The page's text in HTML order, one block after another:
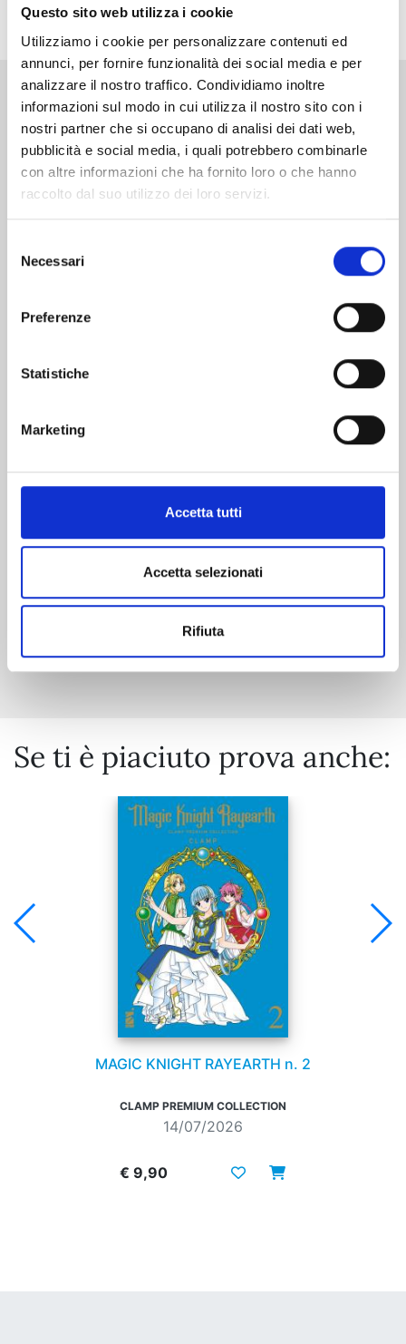
Questo sito web utilizza i cookie
Utilizziamo i cookie per personalizzare contenuti ed
annunci, per fornire funzionalità dei social media e per
analizzare il nostro traffico. Condividiamo inoltre
informazioni sul modo in cui utilizza il nostro sito con i
nostri partner che si occupano di analisi dei dati web,
pubblicità e social media, i quali potrebbero combinarle
con altre informazioni che ha fornito loro o che hanno
raccolto dal suo utilizzo dei loro servizi.
delNecessari
Preferenze
Statistiche
Marketing
Accetta tutti
Accetta selezionati
Rifiuta
lui.
Altri volumi della serie
RE-LIVING MY LIFE WITH A BOYFRIEND WHO
06/10/2026
€ 7,50
Se ti è piaciuto prova anche:
MAGIC KNIGHT RAYEARTH n. 2
CLAMP PREMIUM COLLECTION
14/07/2026
€ 9,90